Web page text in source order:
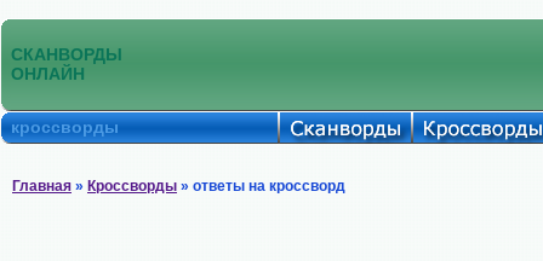
СКАНВОРДЫ
ОНЛАЙН
кроссворды
Главная » Кроссворды » ответы на кроссворд